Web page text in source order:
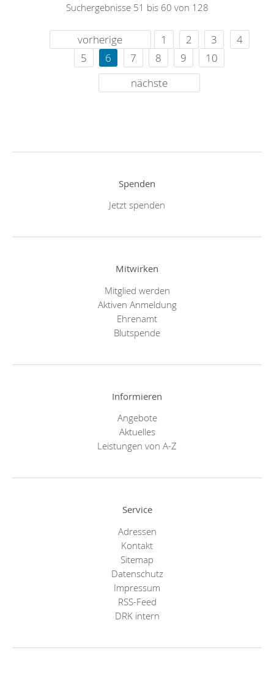
Suchergebnisse 51 bis 60 von 128
vorherige 1 2 3
4
5
6 7 8 9
10
nächste
Spenden
Jetzt spenden
Mitwirken
Mitglied werden
Aktiven Anmeldung
Ehrenamt
Blutspende
Informieren
Angebote
Aktuelles
Leistungen von A-Z
Service
Adressen
Kontakt
Sitemap
Datenschutz
Impressum
RSS-Feed
DRK intern